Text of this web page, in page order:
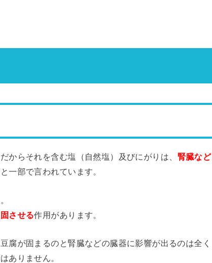
からそれを含む塩（自然塩）及びにがりは、 腎臓など
と一部で言われています。
させる作用があります。
腐が固まるのと腎臓などの臓器に影響が出るのは全く
ありません。